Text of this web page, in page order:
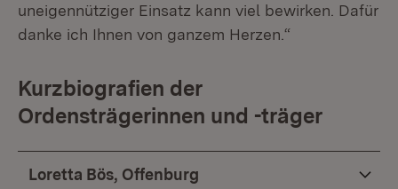
uneigennütziger Einsatz kann viel bewirken. Dafür
danke ich Ihnen von ganzem Herzen.“
Kurzbiografien der
Ordensträgerinnen und -träger
Loretta Bös, Offenburg